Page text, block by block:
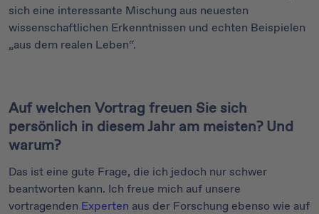
sich eine interessante Mischung aus neuesten
wissenschaftlichen Erkenntnissen und echten Beispielen
„aus dem realen Leben“.
Auf welchen Vortrag freuen Sie sich
persönlich in diesem Jahr am meisten? Und
warum?
Das ist eine gute Frage, die ich jedoch nur schwer
beantworten kann. Ich freue mich auf unsere
vortragenden Experten aus der Forschung ebenso wie auf